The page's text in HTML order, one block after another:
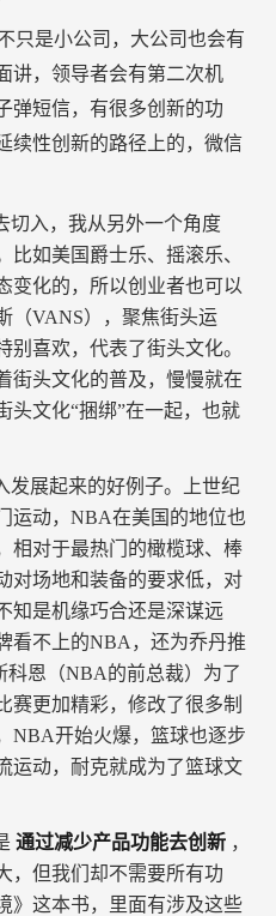
只是小公司，大公司也会有
讲，领导者会有第二次机
弹短信，有很多创新的功
续性创新的路径上的，微信
切入，我从另外一个角度
如美国爵士乐、摇滚乐、
变化的，所以创业者也可以
（VANS），聚焦街头运
喜欢，代表了街头文化。
街头文化的普及，慢慢就在
头文化“捆绑”在一起，也就
发展起来的好例子。上世纪
运动，NBA在美国的地位也
相对于最热门的橄榄球、棒
对场地和装备的要求低，对
知是机缘巧合还是深谋远
看不上的NBA，还为乔丹推
恩（NBA的前总裁）为了
赛更加精彩，修改了很多制
NBA开始火爆，篮球也逐步
运动，耐克就成为了篮球文
通过减少产品功能去创新 ，
，但我们却不需要所有功
》这本书，里面有涉及这些